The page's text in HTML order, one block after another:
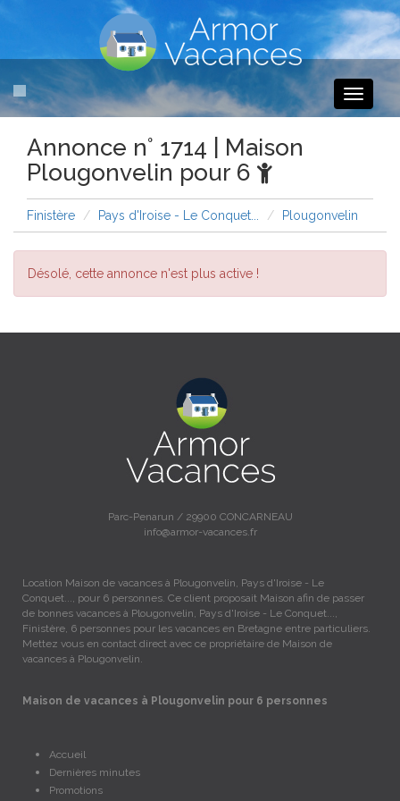
Toggle
Annonce n° 1714 | Maison
Plougonvelin pour 6
Finistère Pays d'Iroise - Le Conquet... Plougonvelin
Désolé, cette annonce n'est plus active !
Parc-Penarun / 29900 CONCARNEAU
info@armor-vacances.fr
Location Maison de vacances à Plougonvelin, Pays d'Iroise - Le
Conquet..., pour 6 personnes. Ce client proposait Maison afin de passer
de bonnes vacances à Plougonvelin, Pays d'Iroise - Le Conquet...,
Finistère, 6 personnes pour les vacances en Bretagne entre particuliers.
Mettez vous en contact direct avec ce propriétaire de Maison de
vacances à Plougonvelin.
Maison de vacances à Plougonvelin pour 6 personnes
Accueil
Dernières minutes
Promotions